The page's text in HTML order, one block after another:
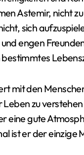
Astemir, nicht
sich
engen
mit den
zu
eine gute
ist er der einzige